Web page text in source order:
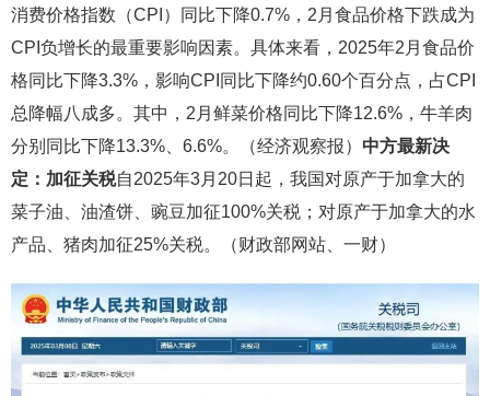
消费价格指数（CPI）同比下降0.7%，2月食品价格下跌成为
CPI负增长的最重要影响因素。具体来看，2025年2月食品价
格同比下降3.3%，影响CPI同比下降约0.60个百分点，占CPI
总降幅八成多。其中，2月鲜菜价格同比下降12.6%，牛羊肉
分别同比下降13.3%、6.6%。（经济观察报） 中方最新决
定：加征关税自2025年3月20日起，我国对原产于加拿大的
菜子油、油渣饼、豌豆加征100%关税；对原产于加拿大的水
产品、猪肉加征25%关税。（财政部网站、一财）